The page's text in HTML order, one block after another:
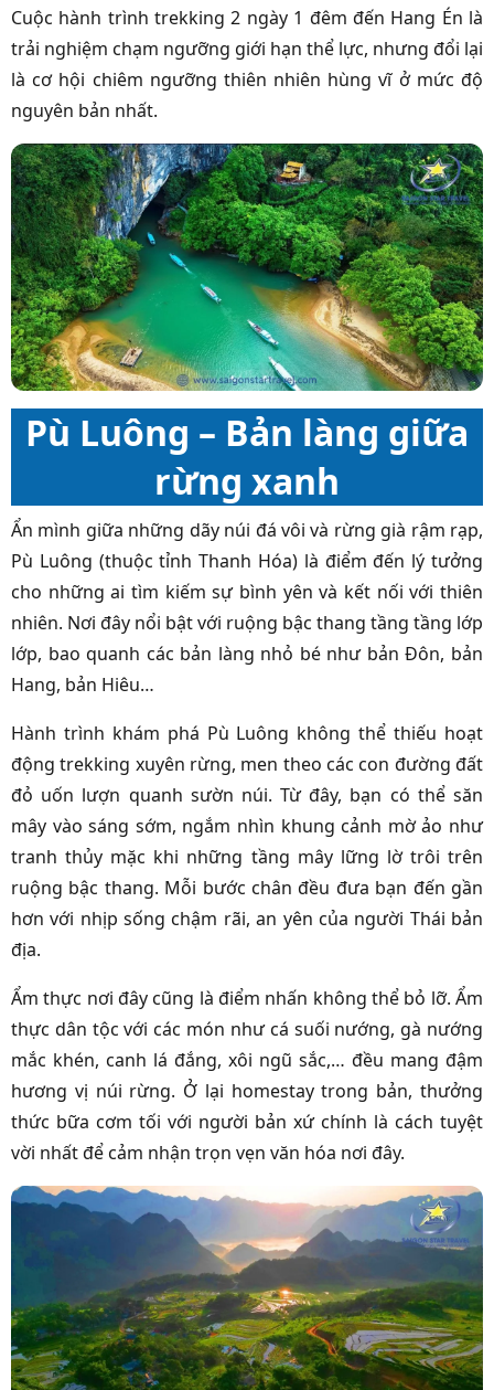
Cuộc hành trình trekking 2 ngày 1 đêm đến Hang Én là
trải nghiệm chạm ngưỡng giới hạn thể lực, nhưng đổi lại
là cơ hội chiêm ngưỡng thiên nhiên hùng vĩ ở mức độ
nguyên bản nhất.
Pù Luông – Bản làng giữa
rừng xanh
Ẩn mình giữa những dãy núi đá vôi và rừng già rậm rạp,
Pù Luông (thuộc tỉnh Thanh Hóa) là điểm đến lý tưởng
cho những ai tìm kiếm sự bình yên và kết nối với thiên
nhiên. Nơi đây nổi bật với ruộng bậc thang tầng tầng lớp
lớp, bao quanh các bản làng nhỏ bé như bản Đôn, bản
Hang, bản Hiêu…
Hành trình khám phá Pù Luông không thể thiếu hoạt
động trekking xuyên rừng, men theo các con đường đất
đỏ uốn lượn quanh sườn núi. Từ đây, bạn có thể săn
mây vào sáng sớm, ngắm nhìn khung cảnh mờ ảo như
tranh thủy mặc khi những tầng mây lững lờ trôi trên
ruộng bậc thang. Mỗi bước chân đều đưa bạn đến gần
hơn với nhịp sống chậm rãi, an yên của người Thái bản
địa.
Ẩm thực nơi đây cũng là điểm nhấn không thể bỏ lỡ. Ẩm
thực dân tộc với các món như cá suối nướng, gà nướng
mắc khén, canh lá đắng, xôi ngũ sắc,… đều mang đậm
hương vị núi rừng. Ở lại homestay trong bản, thưởng
thức bữa cơm tối với người bản xứ chính là cách tuyệt
vời nhất để cảm nhận trọn vẹn văn hóa nơi đây.